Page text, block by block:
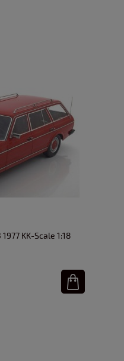
KK-Scale 1:18